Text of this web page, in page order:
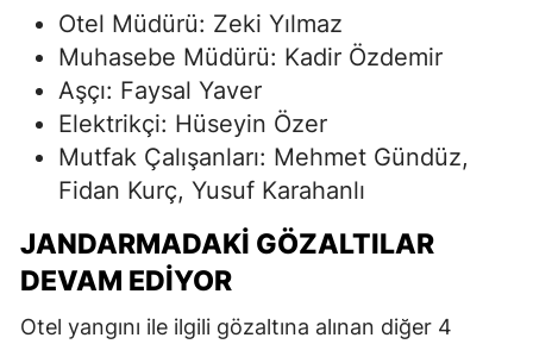
Otel Müdürü: Zeki Yılmaz
Muhasebe Müdürü: Kadir Özdemir
Aşçı: Faysal Yaver
Elektrikçi: Hüseyin Özer
Mutfak Çalışanları: Mehmet Gündüz,
Fidan Kurç, Yusuf Karahanlı
JANDARMADAKI GÖZALTILAR
DEVAM EDIYOR
Otel yangını ile ilgili gözaltına alınan diğer 4